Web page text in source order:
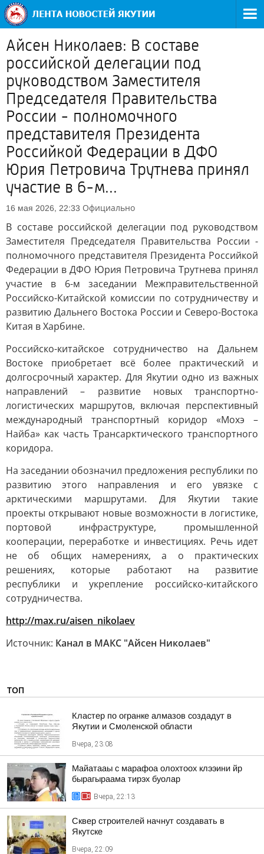
Айсен Николаев: В составе
российской делегации под
руководством Заместителя
Председателя Правительства
России - полномочного
представителя Президента
Российкой Федерации в ДФО
Юрия Петровича Трутнева принял
участие в 6-м...
16 мая 2026, 22:33 Официально
В составе российской делегации под руководством
Заместителя Председателя Правительства России -
полномочного представителя Президента Российкой
Федерации в ДФО Юрия Петровича Трутнева принял
участие в 6-м заседании Межправительственной
Российско-Китайской комиссии по сотрудничеству и
развитию Дальнего Востока России и Северо-Востока
Китая в Харбине.
Российско-китайское сотрудничество на Дальнем
Востоке приобретает всё более практический и
долгосрочный характер. Для Якутии одно из важных
направлений – развитие новых транспортно-
логистических маршрутов, включая перспективный
международный транспортный коридор «Мохэ –
Найба» как часть Трансарктического транспортного
коридора.
На заседании обозначил предложения республики по
развитию этого направления и его увязке с
арктическими маршрутами. Для Якутии такие
проекты открывают новые возможности в логистике,
портовой инфраструктуре, промышленной
кооперации, переработке и инвестициях. Речь идет
не об общих намерениях, а о практических
решениях, которые работают на развитие
республики и укрепление российско-китайского
сотрудничества.
http://max.ru/aisen_nikolaev
Источник: Канал в МАКС "Айсен Николаев"
ТОП
Кластер по огранке алмазов создадут в
Якутии и Смоленской области
Вчера, 23:08
Майатааы с марафоа олохтоох клээини йр
бырагыраама тирэх буолар
Вчера, 22:13
Сквер строителей начнут создавать в
Якутске
Вчера, 22:09